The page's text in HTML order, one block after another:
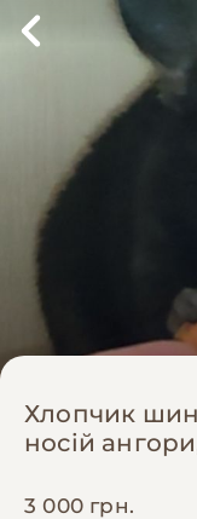
Хлопчик
носій
3 000 грн.